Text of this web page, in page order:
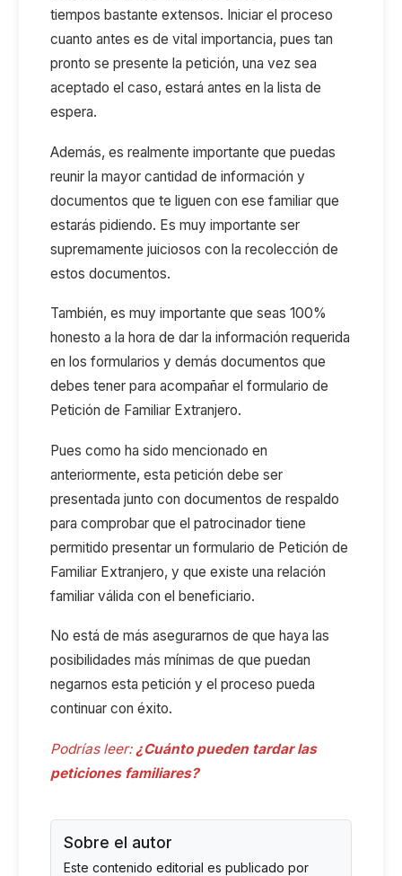
tiempos bastante extensos. Iniciar el proceso
cuanto antes es de vital importancia, pues tan
pronto se presente la petición, una vez sea
aceptado el caso, estará antes en la lista de
espera.
Además, es realmente importante que puedas
reunir la mayor cantidad de información y
documentos que te liguen con ese familiar que
estarás pidiendo. Es muy importante ser
supremamente juiciosos con la recolección de
estos documentos.
También, es muy importante que seas 100%
honesto a la hora de dar la información requerida
en los formularios y demás documentos que
debes tener para acompañar el formulario de
Petición de Familiar Extranjero.
Pues como ha sido mencionado en
anteriormente, esta petición debe ser
presentada junto con documentos de respaldo
para comprobar que el patrocinador tiene
permitido presentar un formulario de Petición de
Familiar Extranjero, y que existe una relación
familiar válida con el beneficiario.
No está de más asegurarnos de que haya las
posibilidades más mínimas de que puedan
negarnos esta petición y el proceso pueda
continuar con éxito.
Podrías leer: ¿Cuánto pueden tardar las
peticiones familiares?
Sobre el autor
Este contenido editorial es publicado por